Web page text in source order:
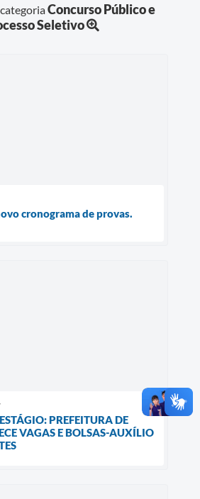
Concurso Público e
Seletivo
cronograma de provas.
PREFEITURA DE
VAGAS E BOLSAS-AUXÍLIO